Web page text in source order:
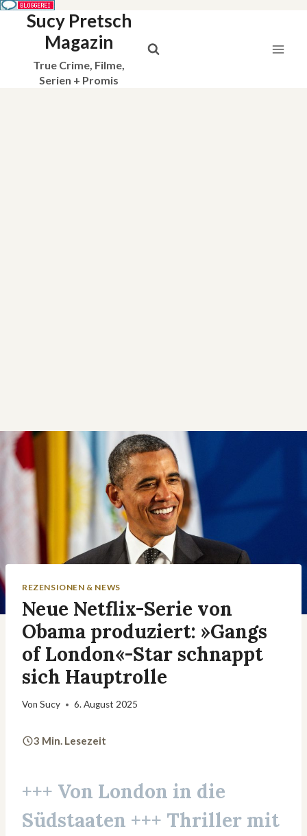
Sucy Pretsch
Magazin
True Crime, Filme,
Serien + Promis
REZENSIONEN & NEWS
Neue Netflix-Serie von
Obama produziert: »Gangs
of London«-Star schnappt
sich Hauptrolle
Von Sucy 6. August 2025
3 Min. Lesezeit
+++ Von London in die
Südstaaten +++ Thriller mit